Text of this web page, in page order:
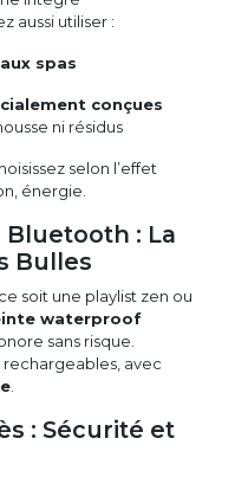
aussi utiliser :
spas
conçues
ni résidus
selon l’effet
énergie.
Bluetooth : La
Bulles
soit une playlist zen ou
waterproof
sans risque.
avec
: Sécurité et